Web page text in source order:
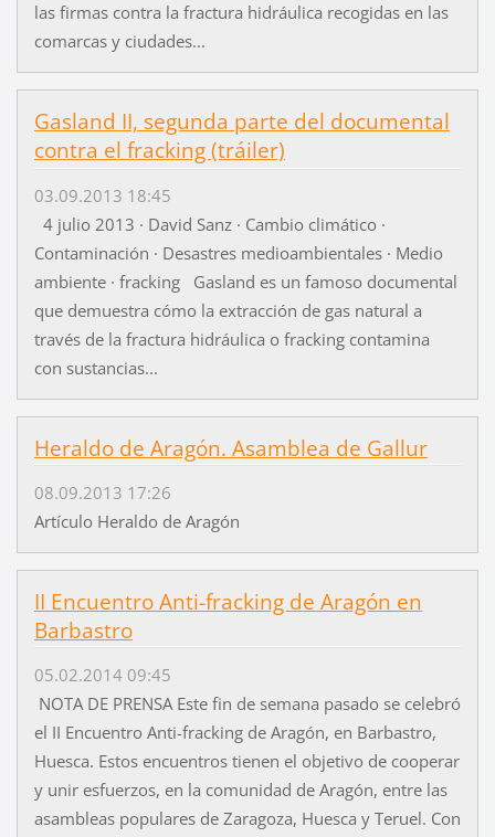
las firmas contra la fractura hidráulica recogidas en las
comarcas y ciudades...
Gasland II, segunda parte del documental
contra el fracking (tráiler)
03.09.2013 18:45
4 julio 2013 · David Sanz · Cambio climático ·
Contaminación · Desastres medioambientales · Medio
ambiente · fracking Gasland es un famoso documental
que demuestra cómo la extracción de gas natural a
través de la fractura hidráulica o fracking contamina
con sustancias...
Heraldo de Aragón. Asamblea de Gallur
08.09.2013 17:26
Artículo Heraldo de Aragón
II Encuentro Anti-fracking de Aragón en
Barbastro
05.02.2014 09:45
NOTA DE PRENSA Este fin de semana pasado se celebró
el II Encuentro Anti-fracking de Aragón, en Barbastro,
Huesca. Estos encuentros tienen el objetivo de cooperar
y unir esfuerzos, en la comunidad de Aragón, entre las
asambleas populares de Zaragoza, Huesca y Teruel. Con